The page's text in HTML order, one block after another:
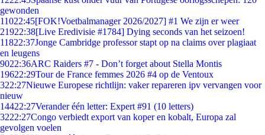
gewonden
11022:45[FOK!Voetbalmanager 2026/2027] #1 We zijn er weer
21922:38[Live Eredivisie #1784] Dying seconds van het seizoen!
11822:37Jonge Cambridge professor stapt op na claims over plagiaat
en leugens
9022:36ARC Raiders #7 - Don’t forget about Stella Montis
19622:29Tour de France femmes 2026 #4 op de Ventoux
322:27Nieuwe Europese richtlijn: vaker repareren ipv vervangen voor
nieuw
14422:27Verander één letter: Expert #91 (10 letters)
3222:27Congo verbiedt export van koper en kobalt, Europa zal
gevolgen voelen